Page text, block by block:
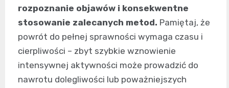
rozpoznanie objawów i konsekwentne
stosowanie zalecanych metod. Pamiętaj, że
powrót do pełnej sprawności wymaga czasu i
cierpliwości – zbyt szybkie wznowienie
intensywnej aktywności może prowadzić do
nawrotu dolegliwości lub poważniejszych